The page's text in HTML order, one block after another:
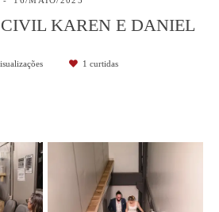
KAREN E DANIEL
1 curtidas